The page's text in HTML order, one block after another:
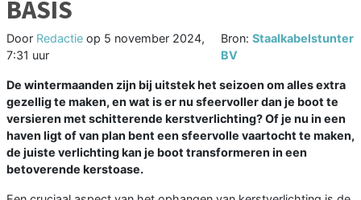
BASIS
Door Redactie op 5 november 2024,
7:31 uur
Bron:Staalkabelstunter
BV
De wintermaanden zijn bij uitstek het seizoen om alles extra
gezellig te maken, en wat is er nu sfeervoller dan je boot te
versieren met schitterende kerstverlichting? Of je nu in een
haven ligt of van plan bent een sfeervolle vaartocht te maken,
de juiste verlichting kan je boot transformeren in een
betoverende kerstoase.